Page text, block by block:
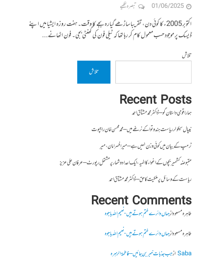
01/06/2025 تبصرہ لکھیے
اکتوبر 2005ء کا کوئی دن، تقریبا ساڑھے گیارہ بجے کا وقت۔ ہفت روزہ ایشیا میں اپنے
ڈیسک پر موجود حسب معمول کام کر رہا تھا کہ ٹیلی فون کی گھنٹی بجی۔ فون اٹھانے...
تلاش
تلاش
Recent Posts
ہمارا قومی داستان گو – ڈاکٹر محمد مشتاق احمد
نیپال سیکولر ریاست ہندوتوا کے نرغے میں – محمد محسن خان راجپوت
ٹرمپ کے بیان میں کوئی وزن نہیں ہے – میر افسرامان،میر
مقبوضہ کشمیر بچوں کے اغواء کا المیہ، ایک اعداد و شمار پر مشتمل رپورٹ – عرفان علی عزیز
ریاست کے وسائل پر ملکیت کا حق – ڈاکٹر محمد مشتاق احمد
Recent Comments
طاہرہ مسعودازجہاں دائرے ختم ہوتے ہیں- نعیم اللہ باجوہ
طاہرہ مسعودازجہاں دائرے ختم ہوتے ہیں- نعیم اللہ باجوہ
Sabaازجب جذبات خبر بن جائیں – فاطمۃالزہرہ